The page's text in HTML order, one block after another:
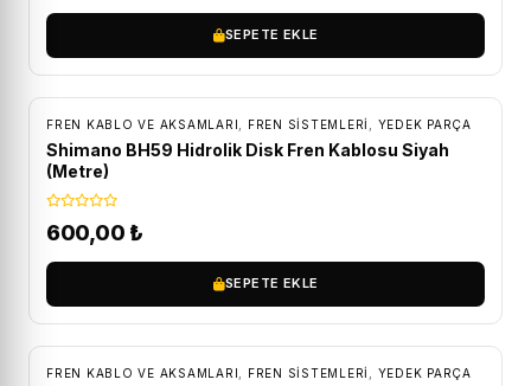
SEPETE EKLE
FREN KABLO VE AKSAMLARI FREN SISTEMLERI YEDEK PARÇA
Shimano BH59 Hidrolik Disk Fren Kablosu Siyah
(Metre)
600,00 ₺
SEPETE EKLE
FREN KABLO VE AKSAMLARI FREN SISTEMLERI YEDEK PARÇA